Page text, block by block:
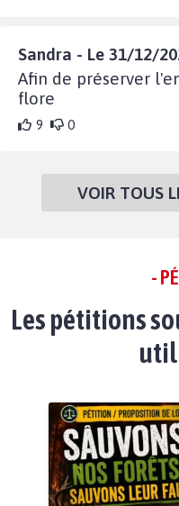
Sandra - Le 31/12/
Afin de préserver
flore
9 0
VOIR TOUS
-
Les pétitions